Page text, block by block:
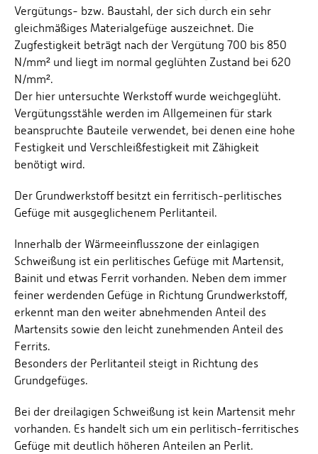
Vergütungs- bzw. Baustahl, der sich durch ein sehr
gleichmäßiges Materialgefüge auszeichnet. Die
Zugfestigkeit beträgt nach der Vergütung 700 bis 850
N/mm² und liegt im normal geglühten Zustand bei 620
N/mm².
Der hier untersuchte Werkstoff wurde weichgeglüht.
Vergütungsstähle werden im Allgemeinen für stark
beanspruchte Bauteile verwendet, bei denen eine hohe
Festigkeit und Verschleißfestigkeit mit Zähigkeit
benötigt wird.
Der Grundwerkstoff besitzt ein ferritisch-perlitisches
Gefüge mit ausgeglichenem Perlitanteil.
Innerhalb der Wärmeeinflusszone der einlagigen
Schweißung ist ein perlitisches Gefüge mit Martensit,
Bainit und etwas Ferrit vorhanden. Neben dem immer
feiner werdenden Gefüge in Richtung Grundwerkstoff,
erkennt man den weiter abnehmenden Anteil des
Martensits sowie den leicht zunehmenden Anteil des
Ferrits.
Besonders der Perlitanteil steigt in Richtung des
Grundgefüges.
Bei der dreilagigen Schweißung ist kein Martensit mehr
vorhanden. Es handelt sich um ein perlitisch-ferritisches
Gefüge mit deutlich höheren Anteilen an Perlit.